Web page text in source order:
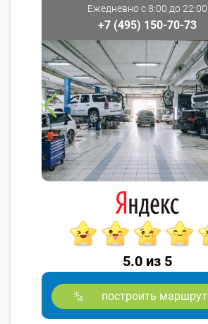
Ежедневно с 8:00 до 22:00
+7 (495) 150-70-73
5.0 из 5
построить маршрут